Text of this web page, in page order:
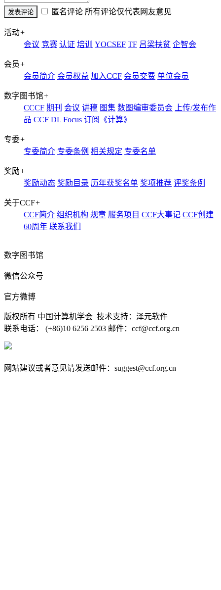
匿名评论 所有评论仅代表网友意见
活动+
会议 竞赛 认证 培训 YOCSEF TF 吕梁扶贫 企智会
会员+
会员简介 会员权益 加入CCF 会员交费 单位会员
数字图书馆+
CCCF 期刊 会议 讲稿 图集 数图编审委员会
上传/发布作
品 CCF DL Focus 订阅《计算》
专委+
专委简介 专委条例 相关规定 专委名单
奖励+
奖励动态 奖励目录 历年获奖名单 奖项推荐 评奖条例
关于CCF+
CCF简介 组织机构 规章 服务项目 CCF大事记 CCF创建
60周年 联系我们
数字图书馆
微信公众号
官方微博
版权所有 中国计算机学会 技术支持：泽元软件
联系电话： (+86)10 6256 2503 邮件：ccf@ccf.org.cn
网站建议或者意见请发送邮件：suggest@ccf.org.cn